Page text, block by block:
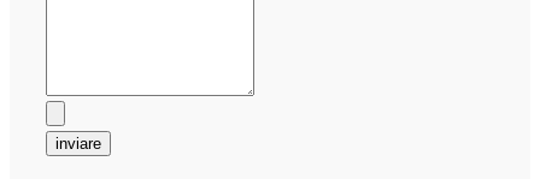
inviare